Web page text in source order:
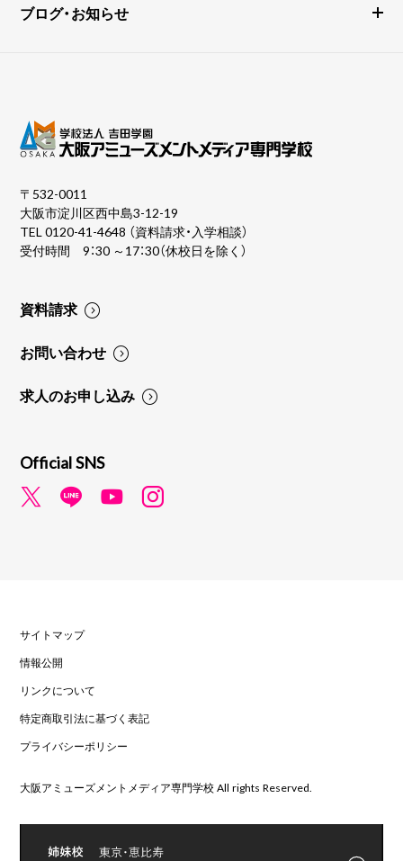
ブログ・お知らせ
〒532-0011
大阪市淀川区西中島3-12-19
TEL0120-41-4648 （資料請求・入学相談）
受付時間 9：30 ～17：30（休校日を除く）
資料請求
お問い合わせ
求人のお申し込み
Official SNS
サイトマップ
情報公開
リンクについて
特定商取引法に基づく表記
プライバシーポリシー
大阪アミューズメントメディア専門学校 All rights Reserved.